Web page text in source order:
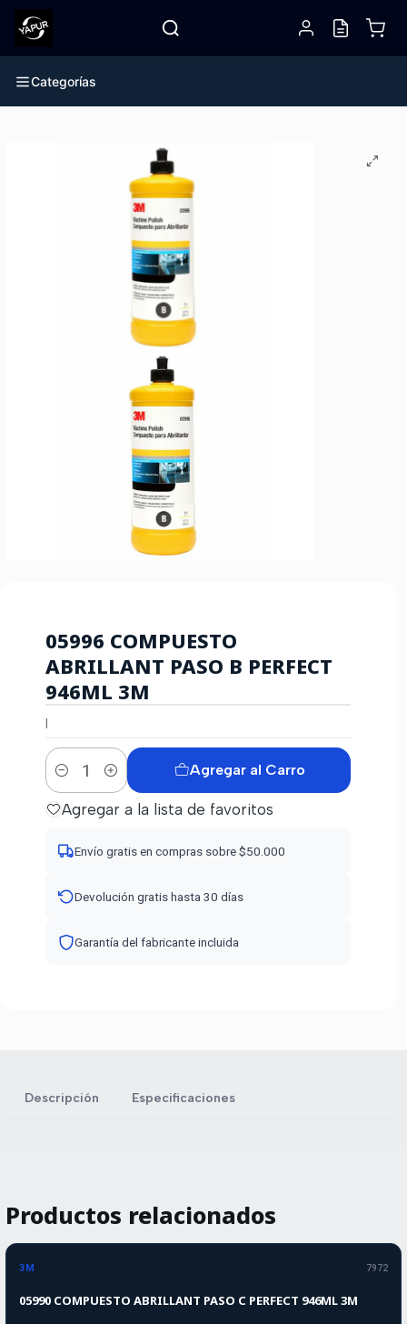
Categorías
|
05996 COMPUESTO
ABRILLANT PASO B PERFECT
946ML 3M
Cantidad
Agregar al Carro
Agregar a la lista de favoritos
Envío gratis en compras sobre $50.000
Devolución gratis hasta 30 días
Garantía del fabricante incluida
Descripción Especificaciones
Productos relacionados
3M 7972
05990 COMPUESTO ABRILLANT PASO C PERFECT 946ML 3M